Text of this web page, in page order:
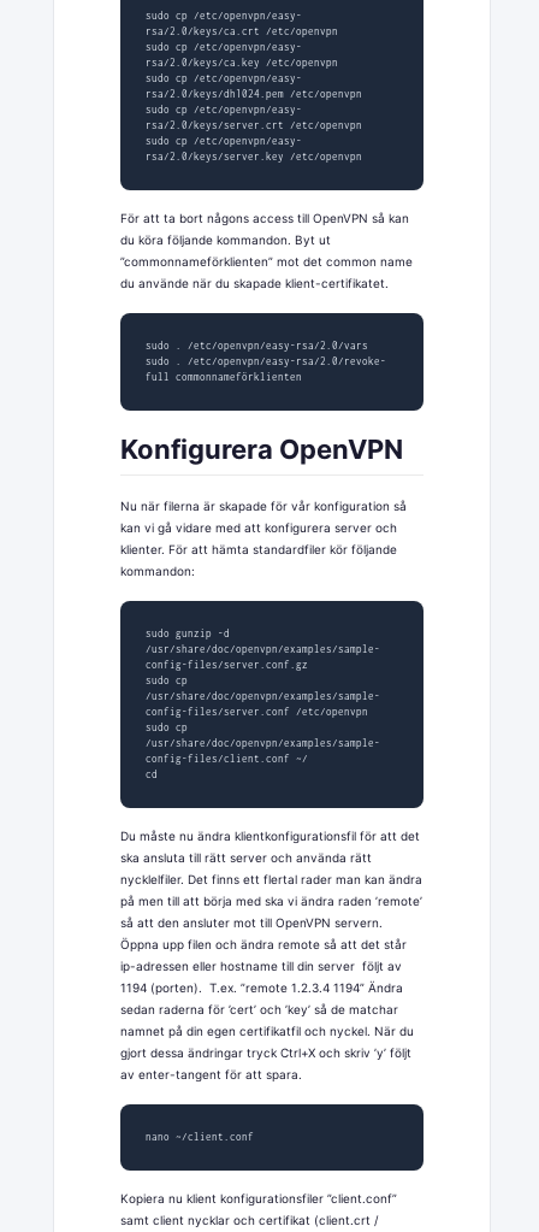
sudo cp /etc/openvpn/easy-
rsa/2.0/keys/ca.crt /etc/openvpn
sudo cp /etc/openvpn/easy-
rsa/2.0/keys/ca.key /etc/openvpn
sudo cp /etc/openvpn/easy-
rsa/2.0/keys/dh1024.pem /etc/openvpn
sudo cp /etc/openvpn/easy-
rsa/2.0/keys/server.crt /etc/openvpn
sudo cp /etc/openvpn/easy-
rsa/2.0/keys/server.key /etc/openvpn
För att ta bort någons access till OpenVPN så kan
du köra följande kommandon. Byt ut
”commonnameförklienten” mot det common name
du använde när du skapade klient-certifikatet.
sudo . /etc/openvpn/easy-rsa/2.0/vars
sudo . /etc/openvpn/easy-rsa/2.0/revoke-
full commonnameförklienten
Konfigurera OpenVPN
Nu när filerna är skapade för vår konfiguration så
kan vi gå vidare med att konfigurera server och
klienter. För att hämta standardfiler kör följande
kommandon:
sudo gunzip -d
/usr/share/doc/openvpn/examples/sample-
config-files/server.conf.gz
sudo cp
/usr/share/doc/openvpn/examples/sample-
config-files/server.conf /etc/openvpn
sudo cp
/usr/share/doc/openvpn/examples/sample-
config-files/client.conf ~/
cd
Du måste nu ändra klientkonfigurationsfil för att det
ska ansluta till rätt server och använda rätt
nycklelfiler. Det finns ett flertal rader man kan ändra
på men till att börja med ska vi ändra raden ’remote’
så att den ansluter mot till OpenVPN servern.
Öppna upp filen och ändra remote så att det står
ip-adressen eller hostname till din server följt av
1194 (porten). T.ex. ”remote 1.2.3.4 1194” Ändra
sedan raderna för ’cert’ och ’key’ så de matchar
namnet på din egen certifikatfil och nyckel. När du
gjort dessa ändringar tryck Ctrl+X och skriv ’y’ följt
av enter-tangent för att spara.
nano ~/client.conf
Kopiera nu klient konfigurationsfiler ”client.conf”
samt client nycklar och certifikat (client.crt /